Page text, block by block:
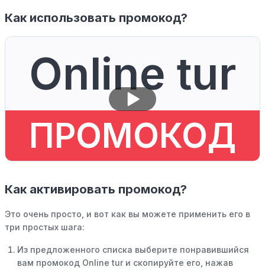
Как использовать промокод?
Online tur
ПРОМОКОД
Как активировать промокод?
Это очень просто, и вот как вы можете применить его в
три простых шага:
Из предложенного списка выберите понравившийся
вам промокод Online tur и скопируйте его, нажав